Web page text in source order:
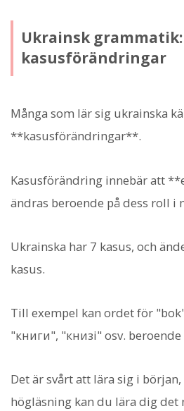
Ukrainsk grammatik:
kasusförändringar
Många som lär sig ukrainska
**kasusförändringar**.
Kasusförändring innebär att
ändras beroende på dess roll i
Ukrainska har 7 kasus, och
kasus.
Till exempel kan ordet för
"книги", "книзі" osv.
Det är svårt att lära sig i
högläsning kan du lära dig det